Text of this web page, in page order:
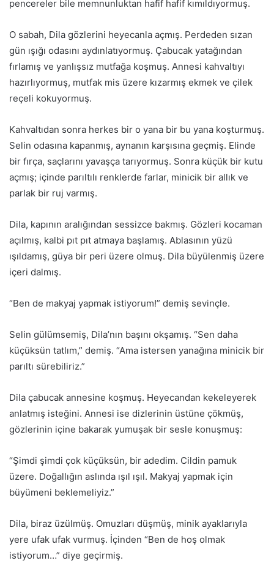
pencereler bile memnunluktan hafif hafif kımıldıyormuş.
O sabah, Dila gözlerini heyecanla açmış. Perdeden sızan
gün ışığı odasını aydınlatıyormuş. Çabucak yatağından
fırlamış ve yanlışsız mutfağa koşmuş. Annesi kahvaltıyı
hazırlıyormuş, mutfak mis üzere kızarmış ekmek ve çilek
reçeli kokuyormuş.
Kahvaltıdan sonra herkes bir o yana bir bu yana koşturmuş.
Selin odasına kapanmış, aynanın karşısına geçmiş. Elinde
bir fırça, saçlarını yavaşça tarıyormuş. Sonra küçük bir kutu
açmış; içinde parıltılı renklerde farlar, minicik bir allık ve
parlak bir ruj varmış.
Dila, kapının aralığından sessizce bakmış. Gözleri kocaman
açılmış, kalbi pıt pıt atmaya başlamış. Ablasının yüzü
ışıldamış, güya bir peri üzere olmuş. Dila büyülenmiş üzere
içeri dalmış.
“Ben de makyaj yapmak istiyorum!” demiş sevinçle.
Selin gülümsemiş, Dila’nın başını okşamış. “Sen daha
küçüksün tatlım,” demiş. “Ama istersen yanağına minicik bir
parıltı sürebiliriz.”
Dila çabucak annesine koşmuş. Heyecandan kekeleyerek
anlatmış isteğini. Annesi ise dizlerinin üstüne çökmüş,
gözlerinin içine bakarak yumuşak bir sesle konuşmuş:
“Şimdi şimdi çok küçüksün, bir adedim. Cildin pamuk
üzere. Doğallığın aslında ışıl ışıl. Makyaj yapmak için
büyümeni beklemeliyiz.”
Dila, biraz üzülmüş. Omuzları düşmüş, minik ayaklarıyla
yere ufak ufak vurmuş. İçinden “Ben de hoş olmak
istiyorum…” diye geçirmiş.